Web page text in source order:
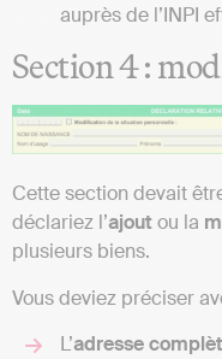
auprès de l’INPI
Section 4 :
Cette section devait
déclariez l’ajoutou la
plusieurs biens.
Vous deviez préciser
L’adresse